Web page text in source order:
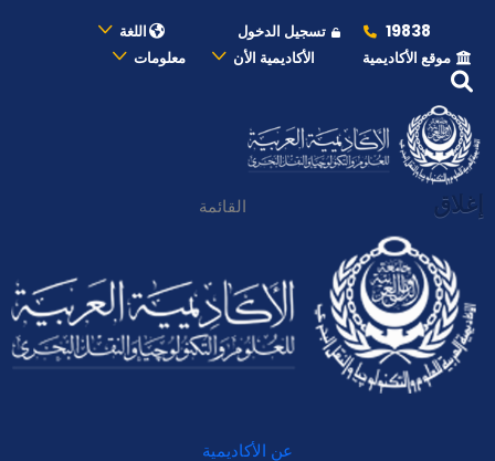
19838 تسجيل الدخول
اللغة
موقع الأكاديمية
الأكاديمية الأن معلومات
إغلاق القائمة
عن الأكاديمية